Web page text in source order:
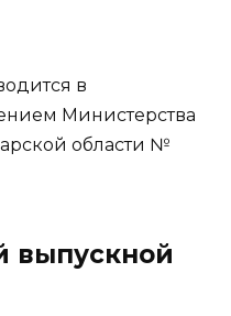
в
Министерства
области №
выпускной